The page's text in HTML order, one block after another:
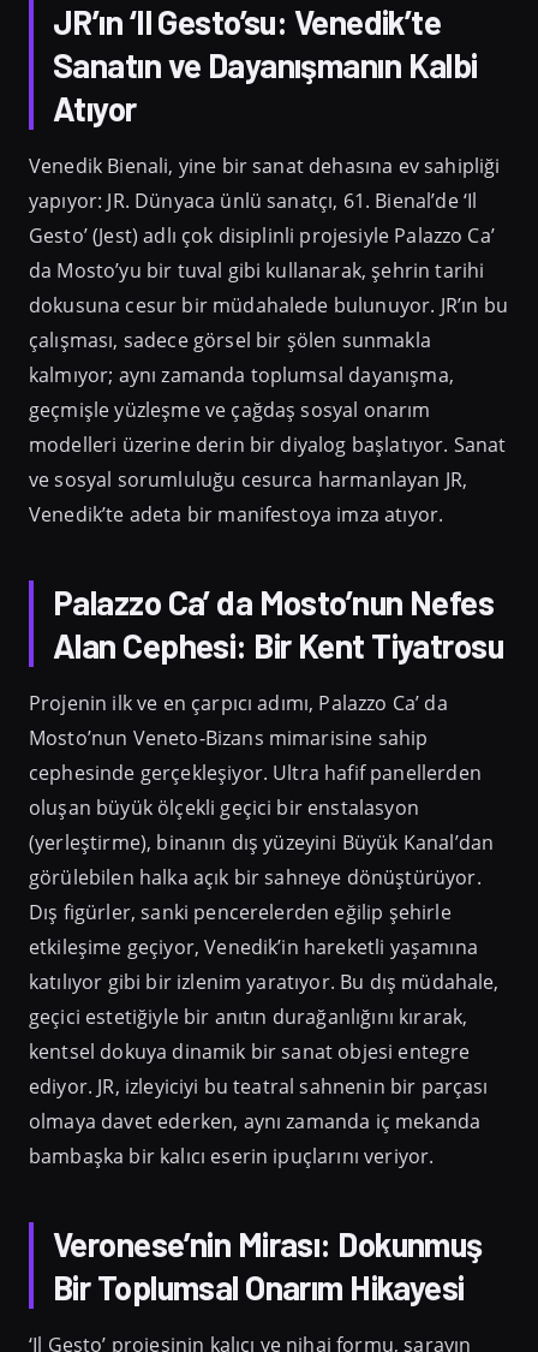
JR’ın ‘Il Gesto’su: Venedik’te
Sanatın ve Dayanışmanın Kalbi
Atıyor
Venedik Bienali, yine bir sanat dehasına ev sahipliği
yapıyor: JR. Dünyaca ünlü sanatçı, 61. Bienal’de ‘Il
Gesto’ (Jest) adlı çok disiplinli projesiyle Palazzo Ca’
da Mosto’yu bir tuval gibi kullanarak, şehrin tarihi
dokusuna cesur bir müdahalede bulunuyor. JR’ın bu
çalışması, sadece görsel bir şölen sunmakla
kalmıyor; aynı zamanda toplumsal dayanışma,
geçmişle yüzleşme ve çağdaş sosyal onarım
modelleri üzerine derin bir diyalog başlatıyor. Sanat
ve sosyal sorumluluğu cesurca harmanlayan JR,
Venedik’te adeta bir manifestoya imza atıyor.
Palazzo Ca’ da Mosto’nun Nefes
Alan Cephesi: Bir Kent Tiyatrosu
Projenin ilk ve en çarpıcı adımı, Palazzo Ca’ da
Mosto’nun Veneto-Bizans mimarisine sahip
cephesinde gerçekleşiyor. Ultra hafif panellerden
oluşan büyük ölçekli geçici bir enstalasyon
(yerleştirme), binanın dış yüzeyini Büyük Kanal’dan
görülebilen halka açık bir sahneye dönüştürüyor.
Dış figürler, sanki pencerelerden eğilip şehirle
etkileşime geçiyor, Venedik’in hareketli yaşamına
katılıyor gibi bir izlenim yaratıyor. Bu dış müdahale,
geçici estetiğiyle bir anıtın durağanlığını kırarak,
kentsel dokuya dinamik bir sanat objesi entegre
ediyor. JR, izleyiciyi bu teatral sahnenin bir parçası
olmaya davet ederken, aynı zamanda iç mekanda
bambaşka bir kalıcı eserin ipuçlarını veriyor.
Veronese’nin Mirası: Dokunmuş
Bir Toplumsal Onarım Hikayesi
‘Il Gesto’ projesinin kalıcı ve nihai formu, sarayın